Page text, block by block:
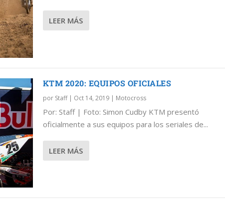
LEER MÁS
KTM 2020: EQUIPOS OFICIALES
por Staff| Oct 14, 2019| Motocross
Por: Staff | Foto: Simon Cudby KTM presentó
oficialmente a sus equipos para los seriales de...
LEER MÁS